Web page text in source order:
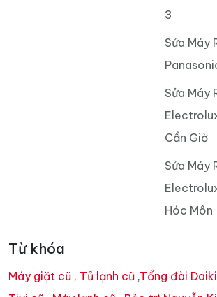
3
Sửa Máy
Sửa Máy
Cần Giờ
Sửa Máy
Hóc Môn
Từ khóa
Máy giặt cũ , Tủ lạnh cũ ,Tổng đài